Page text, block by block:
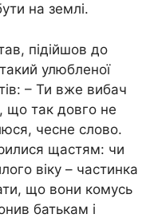
на землі.
підійшов до
такий улюбленої
– Ти вже вибач
що так довго не
чесне слово.
щастям: чи
віку – частинка
що вони комусь
батькам і